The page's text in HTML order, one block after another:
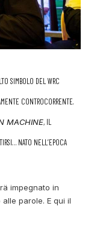
SIMBOLO DEL WRC
CONTROCORRENTE.
MACHINE, IL
NATO NELL’EPOCA
impegnato in
parole. E qui il